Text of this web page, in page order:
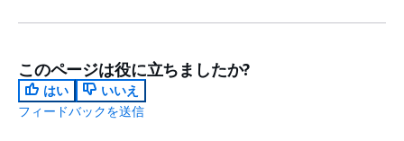
このページは役に立ちましたか?
はい
いいえ
フィードバックを送信